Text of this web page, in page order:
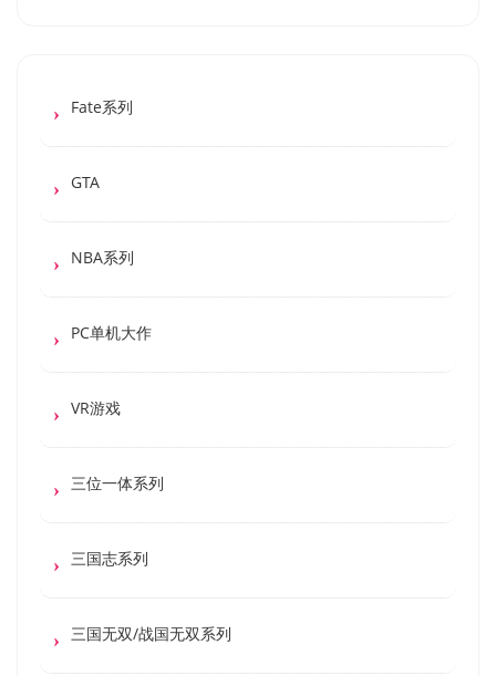
Fate系列
GTA
NBA系列
PC单机大作
VR游戏
三位一体系列
三国志系列
三国无双/战国无双系列